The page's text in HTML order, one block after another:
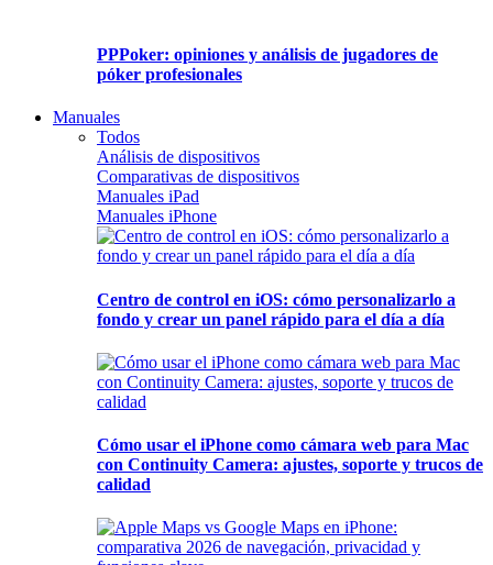
PPPoker: opiniones y análisis de jugadores de
póker profesionales
Manuales
Todos
Análisis de dispositivos
Comparativas de dispositivos
Manuales iPad
Manuales iPhone
Centro de control en iOS: cómo personalizarlo a
fondo y crear un panel rápido para el día a día
Cómo usar el iPhone como cámara web para Mac
con Continuity Camera: ajustes, soporte y trucos de
calidad